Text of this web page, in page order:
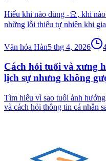
Hiểu khi nào dùng -요, khi
những lỗi thiếu tự nhiên khi
Văn hóa Hàn5 thg 4, 2026
Cách hỏi tuổi và xưng
lịch sự nhưng không
Tìm hiểu vì sao tuổi ảnh
và cách hỏi thông tin cá nhân